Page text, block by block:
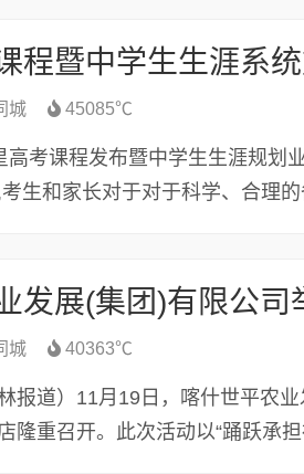
程暨中学生生涯系
城 45085℃
高考课程发布暨中学生生涯规划
生和家长对于对于科学、合理
发展(集团)有限公司
城 40363℃
报道）11月19日，喀什世平农
隆重召开。此次活动以“踊跃承